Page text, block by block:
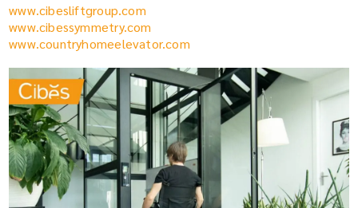
www.cibesliftgroup.com
www.cibessymmetry.com
www.countryhomeelevator.com